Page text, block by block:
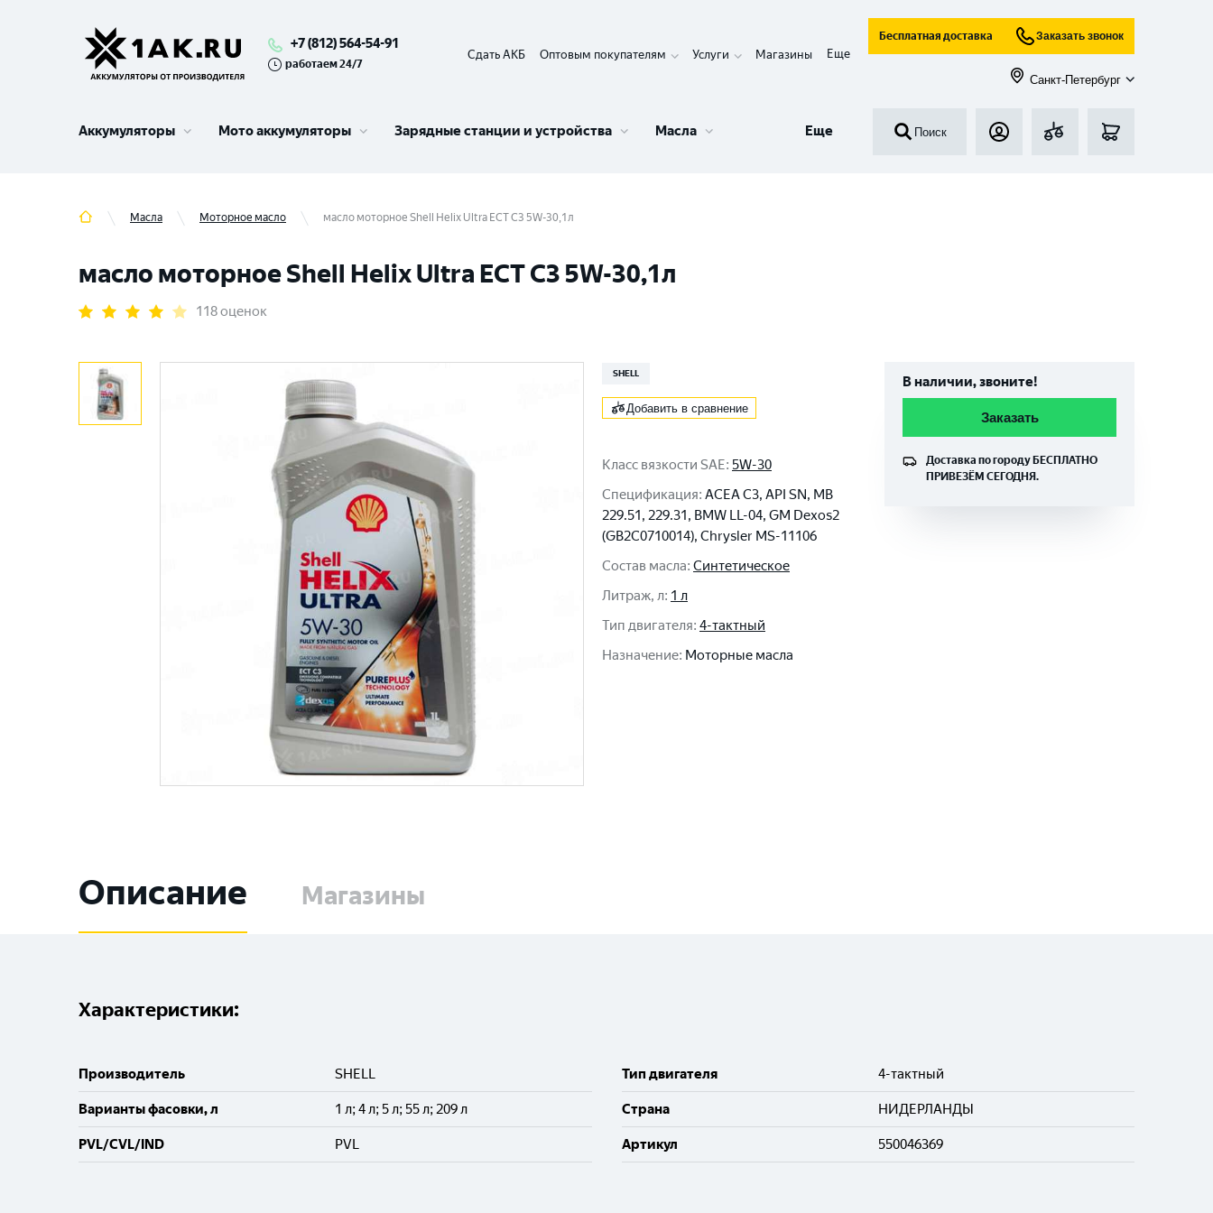
+7 (812) 564-54-91
работаем 24/7
Сдать АКБ Оптовым покупателям Услуги Магазины Еще
Бесплатная доставка Заказать звонок
Санкт-Петербург
Аккумуляторы Мото аккумуляторы Зарядные станции и устройства Масла Еще Поиск
Масла Моторное масло масло моторное Shell Helix Ultra ECT C3 5W-30,1л
масло моторное Shell Helix Ultra ECT C3 5W-30,1л
118 оценок
SHELL
Добавить в сравнение
Класс вязкости SAE: 5W-30
Спецификация: ACEA C3, API SN, MB
229.51, 229.31, BMW LL-04, GM Dexos2
(GB2C0710014), Chrysler MS-11106
Состав масла: Синтетическое
Литраж, л: 1 л
Тип двигателя: 4-тактный
Назначение: Моторные масла
В наличии, звоните!
Заказать
Доставка по городу БЕСПЛАТНО
ПРИВЕЗЁМ СЕГОДНЯ.
Описание Магазины
Характеристики:
Производитель SHELL
Варианты фасовки, л 1 л; 4 л; 5 л; 55 л; 209 л
PVL/CVL/IND PVL
Тип двигателя 4-тактный
Cтрана НИДЕРЛАНДЫ
Артикул 550046369